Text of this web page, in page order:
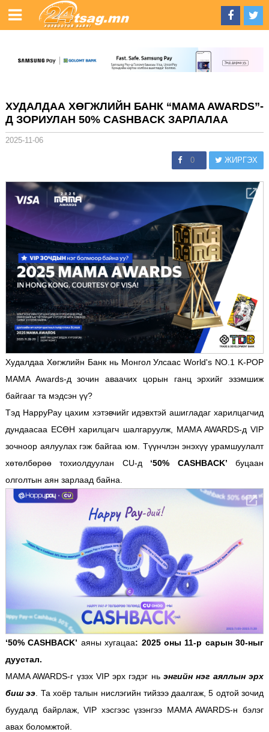
ХУДАЛДАА ХӨГЖЛИЙН БАНК “MAMA AWARDS”-
Д ЗОРИУЛАН 50% CASHBACK ЗАРЛАЛАА
2025-11-06
0 ЖИРГЭХ
Худалдаа Хөгжлийн Банк нь Монгол Улсаас World's NO.1 K-POP
MAMA Awards-д зочин аваачих цорын ганц эрхийг эзэмшиж
байгааг та мэдсэн үү?
Тэд HappyPay цахим хэтэвчийг идэвхтэй ашигладаг харилцагчид
дундаасаа ЕСӨН харилцагч шалгаруулж, MAMA AWARDS-д VIP
зочноор аялуулах гэж байгаа юм. Түүнчлэн энэхүү урамшуулалт
хөтөлбөрөө тохиолдуулан CU-д ‘50% CASHBACK’ буцаан
олголтын аян зарлаад байна.
‘50% CASHBACK’ аяны хугацаа: 2025 оны 11-р сарын 30-ныг
дуустал.
MAMA AWARDS-г үзэх VIP эрх гэдэг ньэнгийн нэг аяллын эрх
биш ээ . Та хоёр талын нислэгийн тийзээ даалгаж, 5 одтой зочид
буудалд байрлаж, VIP хэсгээс үзэнгээ MAMA AWARDS-н бэлэг
авах боломжтой.